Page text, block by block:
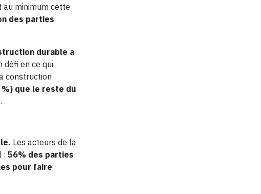
au minimum cette
des parties
durable a
défi en ce qui
construction
que le reste du
.
Les acteurs de la
: 56% des parties
pour faire